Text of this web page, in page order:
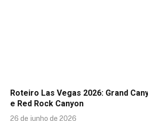
Roteiro Las Vegas 2026: Grand
e Red Rock Canyon
26 de junho de 2026